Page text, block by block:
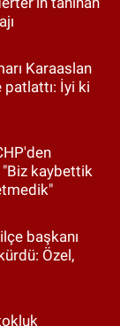
Karaaslan
patlattı: İyi ki
"Biz kaybettik
başkanı
Özel,